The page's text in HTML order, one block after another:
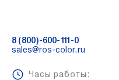
8 (800)-600-111-0
sales@ros-color.ru
Часы работы: